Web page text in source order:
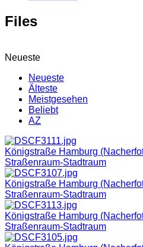
Files
Neueste
Neueste
Älteste
Meistgesehen
Beliebt
AZ
Königstraße Hamburg
Straßenraum-Stadtraum
Königstraße Hamburg
Straßenraum-Stadtraum
Königstraße Hamburg
Straßenraum-Stadtraum